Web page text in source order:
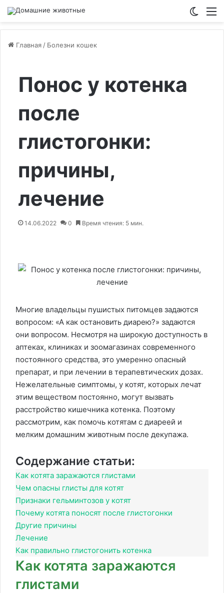
Главная / Болезни кошек
Понос у котенка
после
глистогонки:
причины,
лечение
14.06.2022 0 Время чтения: 5 мин.
Многие владельцы пушистых питомцев задаются
вопросом: «А как остановить диарею?» задаются
они вопросом. Несмотря на широкую доступность в
аптеках, клиниках и зоомагазинах современного
постоянного средства, это умеренно опасный
препарат, и при лечении в терапевтических дозах.
Нежелательные симптомы, у котят, которых лечат
этим веществом постоянно, могут вызвать
расстройство кишечника котенка. Поэтому
рассмотрим, как помочь котятам с диареей и
мелким домашним животным после декупажа.
Содержание статьи:
Как котята заражаются глистами
Чем опасны глисты для котят
Признаки гельминтозов у котят
Почему котята поносят после глистогонки
Другие причины
Лечение
Как правильно глистогонить котенка
Как котята заражаются
глистами